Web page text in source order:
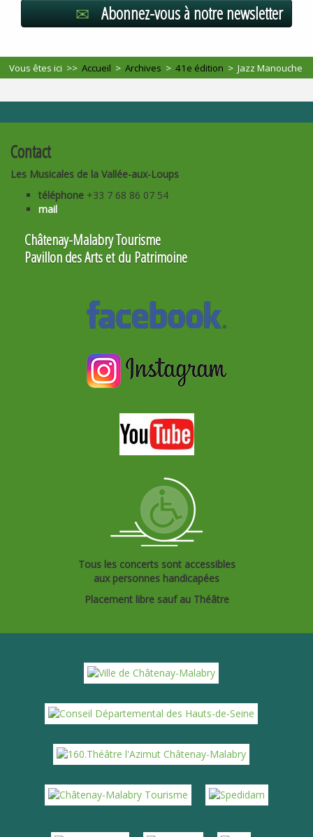
Abonnez-vous à notre newsletter
Vous êtes ici >>Accueil >Archives >41e édition >Jazz Manouche
Contact
Les Musicales de la Vallée-aux-Loups
téléphone +33 7 68 86 07 54
mail
Châtenay-Malabry Tourisme
Pavillon des Arts et du Patrimoine
Tous les concerts sont accessibles
aux personnes handicapées
Placement libre sauf au Théâtre